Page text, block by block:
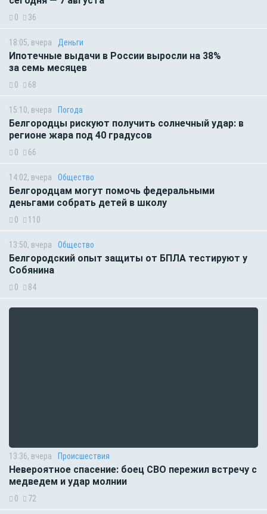
0 36
18:05, вчера Деньги
Ипотечные выдачи в России выросли на 38%
за семь месяцев
0 68
15:10, вчера Погода
Белгородцы рискуют получить солнечный удар: в
регионе жара под 40 градусов
0 66
14:02, вчера Общество
Белгородцам могут помочь федеральными
деньгами собрать детей в школу
0 110
13:50, вчера Общество
Белгородский опыт защиты от БПЛА тестируют у
Собянина
0 84
13:36, вчера Происшествия
Невероятное спасение: боец СВО пережил встречу с
медведем и удар молнии
0 72